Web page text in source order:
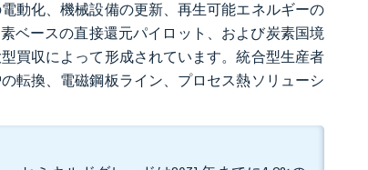
動化、機械設備の更新、再生可能エネルギーの
ベースの直接還元パイロット、および炭素国境
買収によって形成されています。統合型生産者
転換、電磁鋼板ライン、プロセス熱ソリューシ